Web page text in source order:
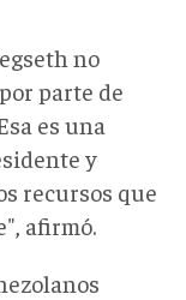
no
parte de
es una
y
recursos que
afirmó.